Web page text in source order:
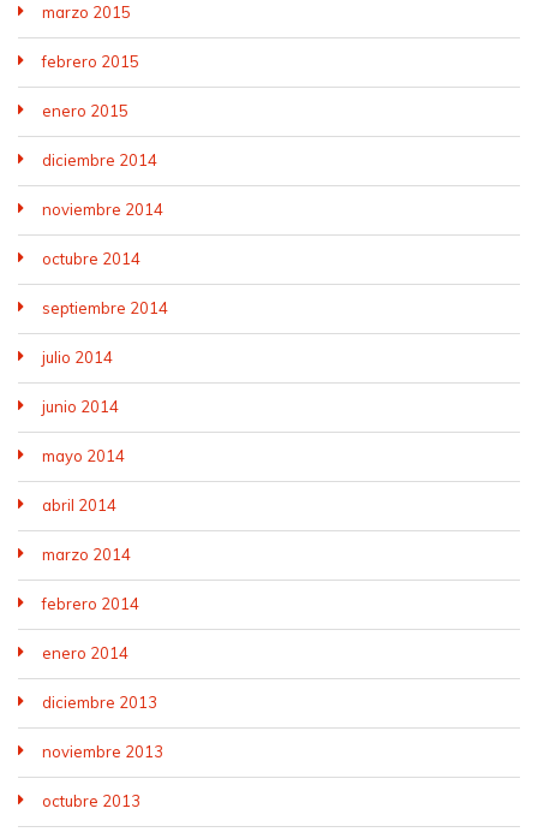
marzo 2015
febrero 2015
enero 2015
diciembre 2014
noviembre 2014
octubre 2014
septiembre 2014
julio 2014
junio 2014
mayo 2014
abril 2014
marzo 2014
febrero 2014
enero 2014
diciembre 2013
noviembre 2013
octubre 2013